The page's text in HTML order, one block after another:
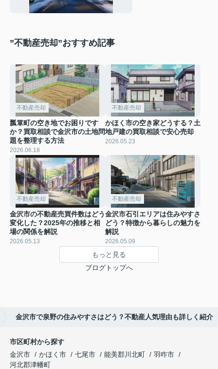
”不動産売却”おすすめ記事
不動産売却
瓢箪町の空き地でお困りです
か？買取相談で金沢市の土地問
題を整理する方法
2026.06.18
不動産売却
かほく市の空き家どうする？土
地戸建の買取相談で安心売却
2026.05.23
不動産売却
金沢市の不動産売買件数はどう
変化した？2025年の推移と相
場の関係を解説
2026.05.13
不動産売却
金沢市石引エリアは住みやすさ
どう？特徴から暮らしの魅力を
解説
2026.05.09
もっと見る
ブログトップへ
金沢市で泉野の住みやすさはどう？不動産人気理由も詳しく紹介
市区町村から探す
金沢市
かほく市 七尾市 能美郡川北町
羽咋市
河北郡津幡町